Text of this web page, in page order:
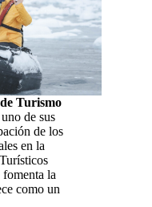
Turismo
de sus
de los
en la
la
como un